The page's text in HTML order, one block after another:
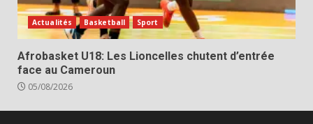
Actualités Basketball Sport
Afrobasket U18: Les Lioncelles chutent d’entrée
face au Cameroun
05/08/2026